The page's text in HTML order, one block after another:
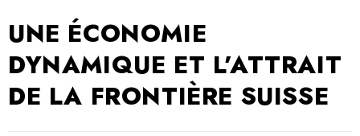
UNE ÉCONOMIE
DYNAMIQUE ET L’ATTRAIT
DE LA FRONTIÈRE SUISSE